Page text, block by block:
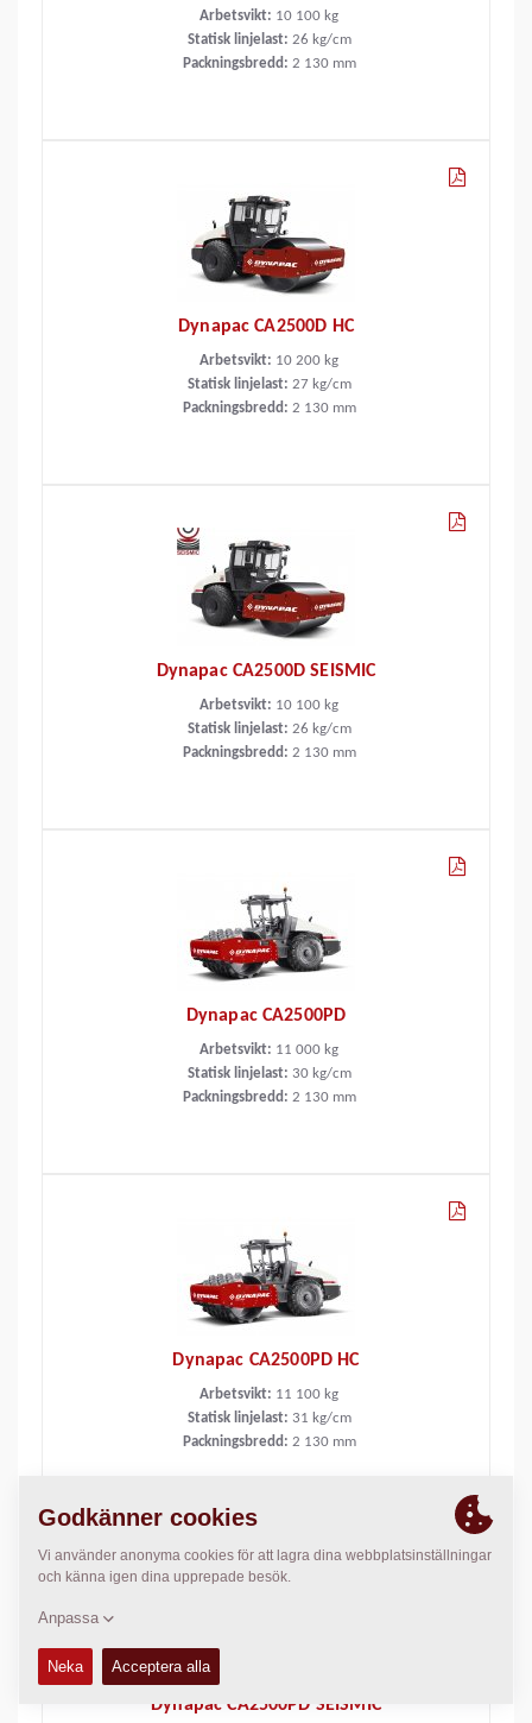
Arbetsvikt: 10 100 kg
Statisk linjelast: 26 kg/cm
Packningsbredd: 2 130 mm
Dynapac CA2500D HC
Arbetsvikt: 10 200 kg
Statisk linjelast: 27 kg/cm
Packningsbredd: 2 130 mm
Dynapac CA2500D SEISMIC
Arbetsvikt: 10 100 kg
Statisk linjelast: 26 kg/cm
Packningsbredd: 2 130 mm
Dynapac CA2500PD
Arbetsvikt: 11 000 kg
Statisk linjelast: 30 kg/cm
Packningsbredd: 2 130 mm
Dynapac CA2500PD HC
Arbetsvikt: 11 100 kg
Statisk linjelast: 31 kg/cm
Packningsbredd: 2 130 mm
Dynapac CA2500PD SEISMIC